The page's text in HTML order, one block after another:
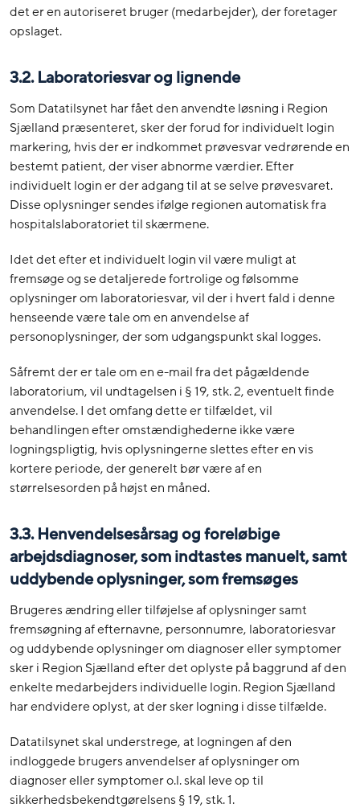
det er en autoriseret bruger (medarbejder), der foretager
opslaget.
3.2. Laboratoriesvar og lignende
Som Datatilsynet har fået den anvendte løsning i Region
Sjælland præsenteret, sker der forud for individuelt login
markering, hvis der er indkommet prøvesvar vedrørende en
bestemt patient, der viser abnorme værdier. Efter
individuelt login er der adgang til at se selve prøvesvaret.
Disse oplysninger sendes ifølge regionen automatisk fra
hospitalslaboratoriet til skærmene.
Idet det efter et individuelt login vil være muligt at
fremsøge og se detaljerede fortrolige og følsomme
oplysninger om laboratoriesvar, vil der i hvert fald i denne
henseende være tale om en anvendelse af
personoplysninger, der som udgangspunkt skal logges.
Såfremt der er tale om en e-mail fra det pågældende
laboratorium, vil undtagelsen i § 19, stk. 2, eventuelt finde
anvendelse. I det omfang dette er tilfældet, vil
behandlingen efter omstændighederne ikke være
logningspligtig, hvis oplysningerne slettes efter en vis
kortere periode, der generelt bør være af en
størrelsesorden på højst en måned.
3.3. Henvendelsesårsag og foreløbige
arbejdsdiagnoser, som indtastes manuelt, samt
uddybende oplysninger, som fremsøges
Brugeres ændring eller tilføjelse af oplysninger samt
fremsøgning af efternavne, personnumre, laboratoriesvar
og uddybende oplysninger om diagnoser eller symptomer
sker i Region Sjælland efter det oplyste på baggrund af den
enkelte medarbejders individuelle login. Region Sjælland
har endvidere oplyst, at der sker logning i disse tilfælde.
Datatilsynet skal understrege, at logningen af den
indloggede brugers anvendelser af oplysninger om
diagnoser eller symptomer o.l. skal leve op til
sikkerhedsbekendtgørelsens § 19, stk. 1.